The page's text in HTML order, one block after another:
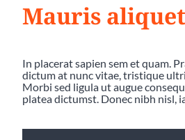
Mauris
In placerat sapien sem et quam.
dictum at nunc vitae, tristique
Morbi sed ligula ut augue
platea dictumst. Donec nibh nisl,